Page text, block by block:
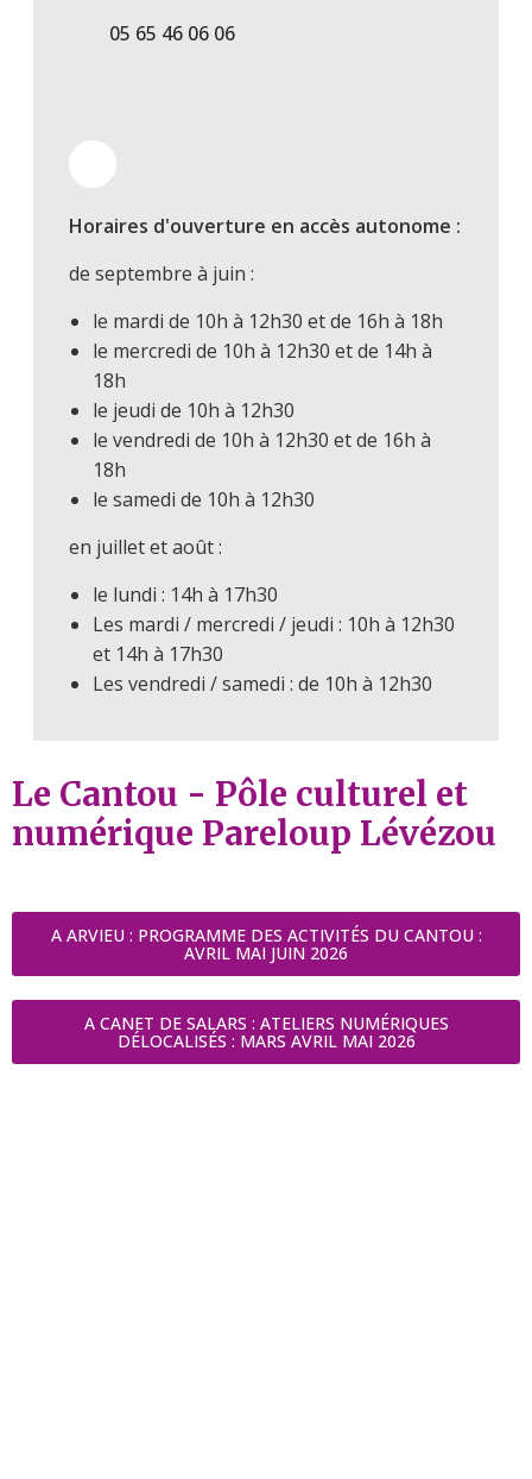
05 65 46 06 06
Horaires d'ouverture en accès autonome :
de septembre à juin​ :
le mardi de 10h à 12h30 et de 16h à 18h
le mercredi de 10h à 12h30 et de 14h à
18h
le jeudi de 10h à 12h30
le vendredi de 10h à 12h30 et de 16h à
18h
le samedi de 10h à 12h30
en juillet et août :
le lundi : 14h à 17h30
Les mardi / mercredi / jeudi : 10h à 12h30
et 14h à 17h30
Les vendredi / samedi : de 10h à 12h30
Le Cantou - Pôle culturel et
numérique Pareloup Lévézou
A ARVIEU : PROGRAMME DES ACTIVITÉS DU CANTOU :
AVRIL MAI JUIN 2026
A CANET DE SALARS : ATELIERS NUMÉRIQUES
DÉLOCALISÉS : MARS AVRIL MAI 2026